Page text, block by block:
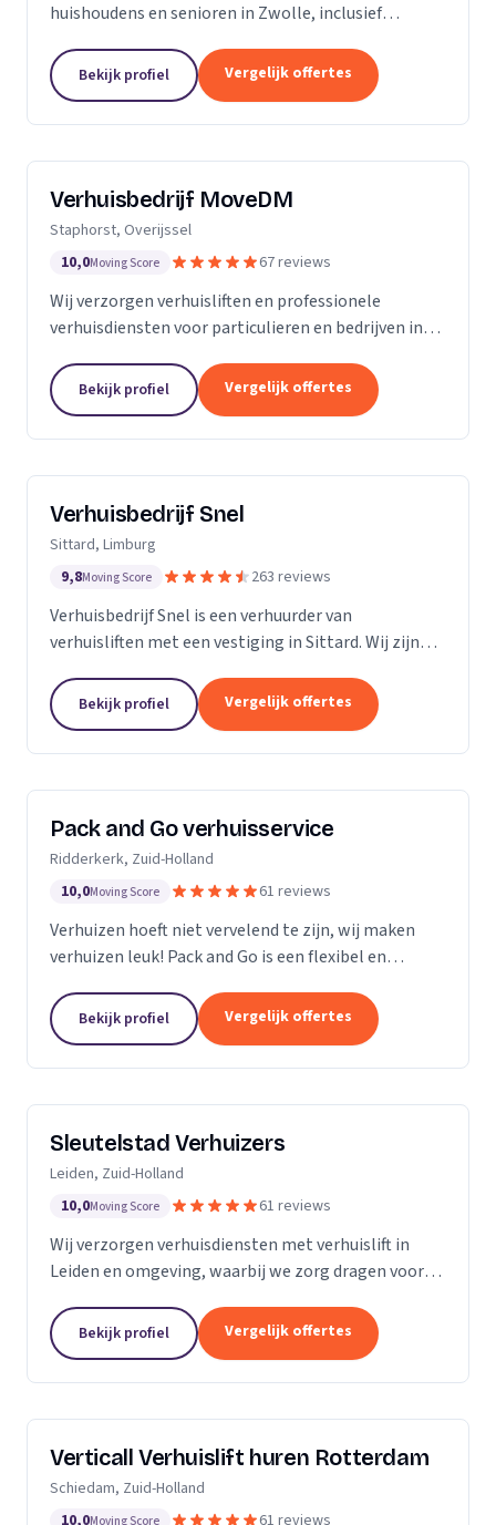
huishoudens en senioren in Zwolle, inclusief
zorginstellingen.
Bekijk profiel Vergelijk offertes
Verhuisbedrijf MoveDM
Staphorst, Overijssel
10,0Moving Score 67 reviews
Wij verzorgen verhuisliften en professionele
verhuisdiensten voor particulieren en bedrijven in
Bekijk profiel Vergelijk offertes
Verhuisbedrijf Snel
Sittard, Limburg
9,8Moving Score 263 reviews
Verhuisbedrijf Snel is een verhuurder van
verhuisliften met een vestiging in Sittard. Wij zijn
Bekijk profiel Vergelijk offertes
Pack and Go verhuisservice
Ridderkerk, Zuid-Holland
10,0Moving Score 61 reviews
Verhuizen hoeft niet vervelend te zijn, wij maken
verhuizen leuk! Pack and Go is een flexibel en
al uw verhuizingen. Met ons team van...
Bekijk profiel Vergelijk offertes
Sleutelstad Verhuizers
Leiden, Zuid-Holland
10,0Moving Score 61 reviews
Wij verzorgen verhuisdiensten met verhuislift in
Leiden en omgeving, waarbij we zorg dragen voor
Bekijk profiel Vergelijk offertes
Verticall Verhuislift huren Rotterdam
Schiedam, Zuid-Holland
10,0Moving Score 61 reviews